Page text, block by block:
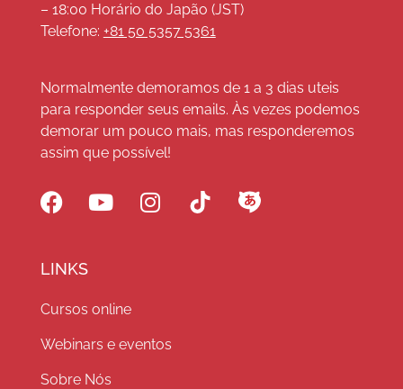
– 18:00 Horário do Japão (JST)
Telefone: +81 50 5357 5361
Normalmente demoramos de 1 a 3 dias uteis
para responder seus emails. Às vezes podemos
demorar um pouco mais, mas responderemos
assim que possível!
LINKS
Cursos online
Webinars e eventos
Sobre Nós